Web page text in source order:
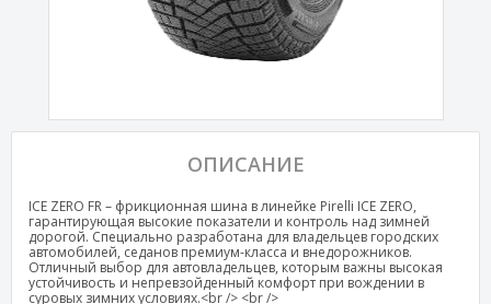
ОПИСАНИЕ
ICE ZERO FR – фрикционная шина в линейке Pirelli ICE ZERO,
гарантирующая высокие показатели и контроль над зимней
дорогой. Специально разработана для владельцев городских
автомобилей, седанов премиум-класса и внедорожников.
Отличный выбор для автовладельцев, которым важны высокая
устойчивость и непревзойденный комфорт при вождении в
суровых зимних условиях.<br /> <br />